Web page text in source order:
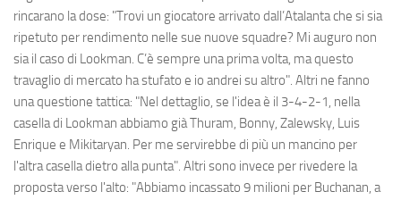
rincarano la dose: "Trovi un giocatore arrivato dall’Atalanta che si sia
ripetuto per rendimento nelle sue nuove squadre? Mi auguro non
sia il caso di Lookman. C’è sempre una prima volta, ma questo
travaglio di mercato ha stufato e io andrei su altro". Altri ne fanno
una questione tattica: "Nel dettaglio, se l'idea è il 3-4-2-1, nella
casella di Lookman abbiamo già Thuram, Bonny, Zalewsky, Luis
Enrique e Mikitaryan. Per me servirebbe di più un mancino per
l'altra casella dietro alla punta". Altri sono invece per rivedere la
proposta verso l'alto: "Abbiamo incassato 9 milioni per Buchanan, a